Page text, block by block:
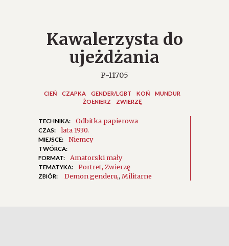
Kawalerzysta do
ujeżdżania
P-11705
CIEŃ CZAPKA GENDER/LGBT KOŃ
MUNDUR
ŻOŁNIERZ
ZWIERZĘ
TECHNIKA: Odbitka papierowa
CZAS: lata 1930.
MIEJSCE: Niemcy
TWÓRCA:
FORMAT:
Amatorski mały
TEMATYKA: Portret Zwierzę
ZBIÓR: Demon genderu, Militarne